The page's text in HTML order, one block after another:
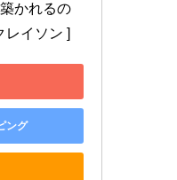
かれるの
レイソン ]
ング